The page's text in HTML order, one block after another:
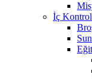
İç Kontrol